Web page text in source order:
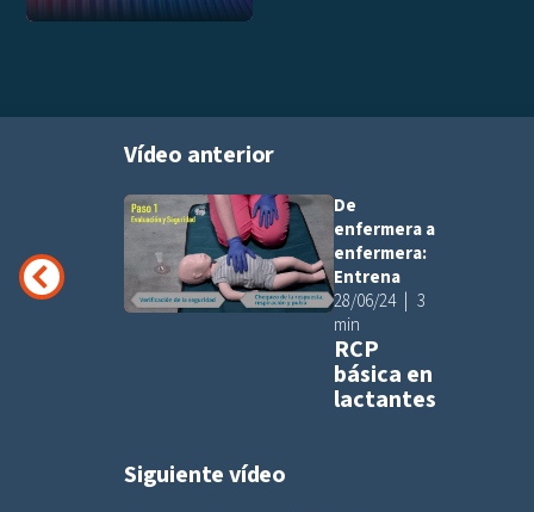
Vídeo anterior
Añadir a
De
enfermera a
enfermera:
Entrena
28/06/24
3
min
RCP
básica en
lactantes
Siguiente vídeo